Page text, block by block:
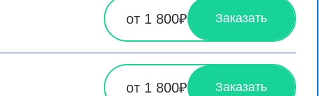
от 1 800₽ Заказать
от 1 800₽ Заказать